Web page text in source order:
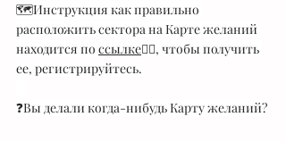
🗺Инструкция как правильно
расположить сектора на Карте желаний
находится по ссылке☝🏻, чтобы получить
ее, регистрируйтесь.
❓Вы делали когда-нибудь Карту желаний?